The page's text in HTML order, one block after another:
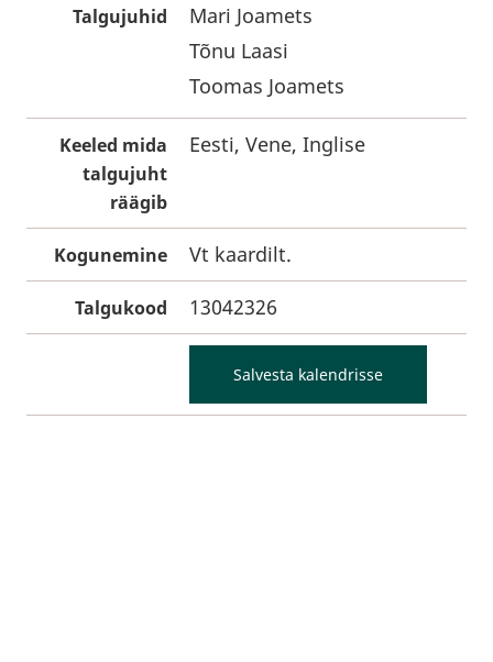
Talgujuhid
Mari Joamets
Tõnu Laasi
Toomas Joamets
Keeled mida
talgujuht
räägib
Eesti, Vene, Inglise
Kogunemine Vt kaardilt.
Talgukood 13042326
Salvesta kalendrisse